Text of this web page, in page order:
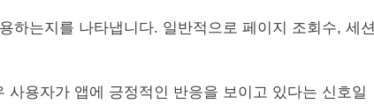
하는지를 나타냅니다. 일반적으로 페이지 조회수, 세션
용자가 앱에 긍정적인 반응을 보이고 있다는 신호일